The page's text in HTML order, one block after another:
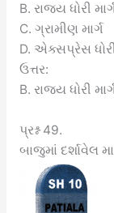
B. રાજ્ય ધોરી
C. ગ્રામીણ માર્ગ
D. એક્સપ્રેસ ધોરી
ઉત્તર:
B. રાજ્ય ધોરી
પ્રશ્ન 49.
બાજુમાં દર્શાવેલ